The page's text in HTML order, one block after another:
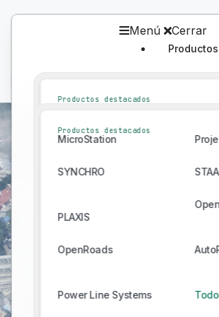
Menú Cerrar
Productos
Productos destacados
MicroStation
SYNCHRO
OpenRoads
Productos
Productos destacados
MicroStation
SYNCHRO
PLAXIS
OpenRoads
Power Line Systems
Inicio Bentley Ecosystem Catalog / Catálogo
Connect With Providers